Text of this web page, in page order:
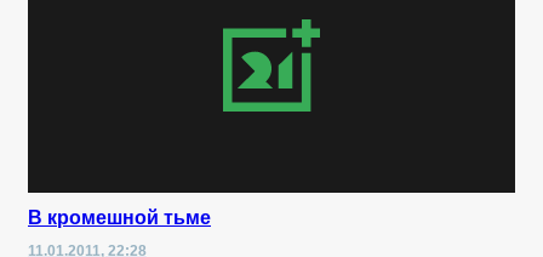
В кромешной тьме
11.01.2011, 22:28